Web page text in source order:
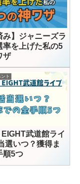
み】ジャニーズラ
率を上げた私の5
ザ
ト
武道館ライ
選いつ？獲得ま
順5つ